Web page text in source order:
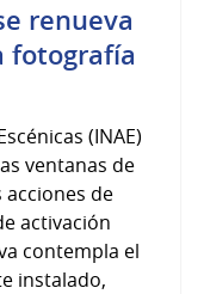
renueva
fotografía
(INAE)
ventanas de
de
activación
contempla el
instalado,